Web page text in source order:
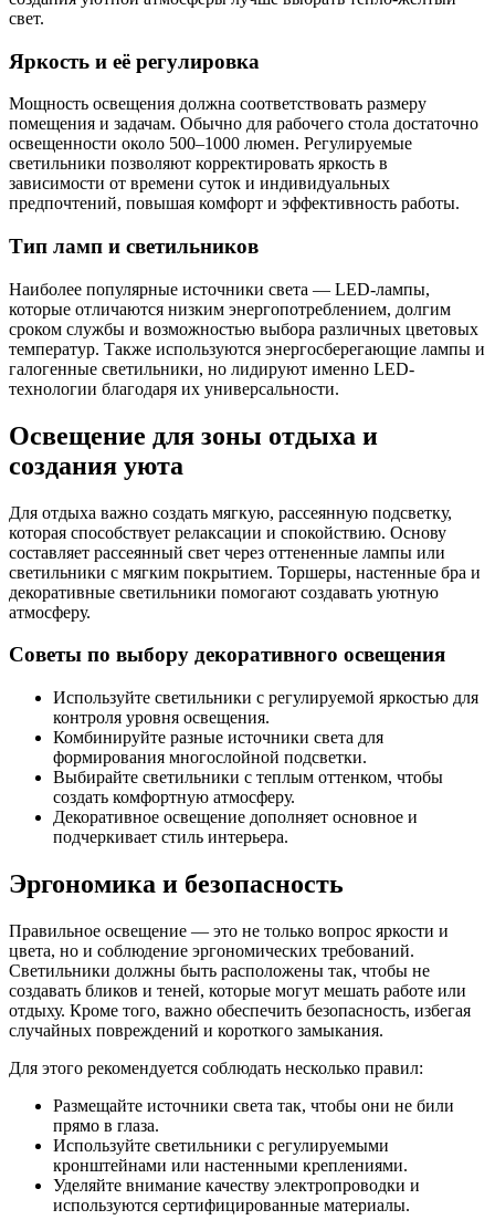
свет.
Яркость и её регулировка
Мощность освещения должна соответствовать размеру
помещения и задачам. Обычно для рабочего стола достаточно
освещенности около 500–1000 люмен. Регулируемые
светильники позволяют корректировать яркость в
зависимости от времени суток и индивидуальных
предпочтений, повышая комфорт и эффективность работы.
Тип ламп и светильников
Наиболее популярные источники света — LED-лампы,
которые отличаются низким энергопотреблением, долгим
сроком службы и возможностью выбора различных цветовых
температур. Также используются энергосберегающие лампы и
галогенные светильники, но лидируют именно LED-
технологии благодаря их универсальности.
Освещение для зоны отдыха и
создания уюта
Для отдыха важно создать мягкую, рассеянную подсветку,
которая способствует релаксации и спокойствию. Основу
составляет рассеянный свет через оттененные лампы или
светильники с мягким покрытием. Торшеры, настенные бра и
декоративные светильники помогают создавать уютную
атмосферу.
Советы по выбору декоративного освещения
Используйте светильники с регулируемой яркостью для
контроля уровня освещения.
Комбинируйте разные источники света для
формирования многослойной подсветки.
Выбирайте светильники с теплым оттенком, чтобы
создать комфортную атмосферу.
Декоративное освещение дополняет основное и
подчеркивает стиль интерьера.
Эргономика и безопасность
Правильное освещение — это не только вопрос яркости и
цвета, но и соблюдение эргономических требований.
Светильники должны быть расположены так, чтобы не
создавать бликов и теней, которые могут мешать работе или
отдыху. Кроме того, важно обеспечить безопасность, избегая
случайных повреждений и короткого замыкания.
Для этого рекомендуется соблюдать несколько правил:
Размещайте источники света так, чтобы они не били
прямо в глаза.
Используйте светильники с регулируемыми
кронштейнами или настенными креплениями.
Уделяйте внимание качеству электропроводки и
используются сертифицированные материалы.